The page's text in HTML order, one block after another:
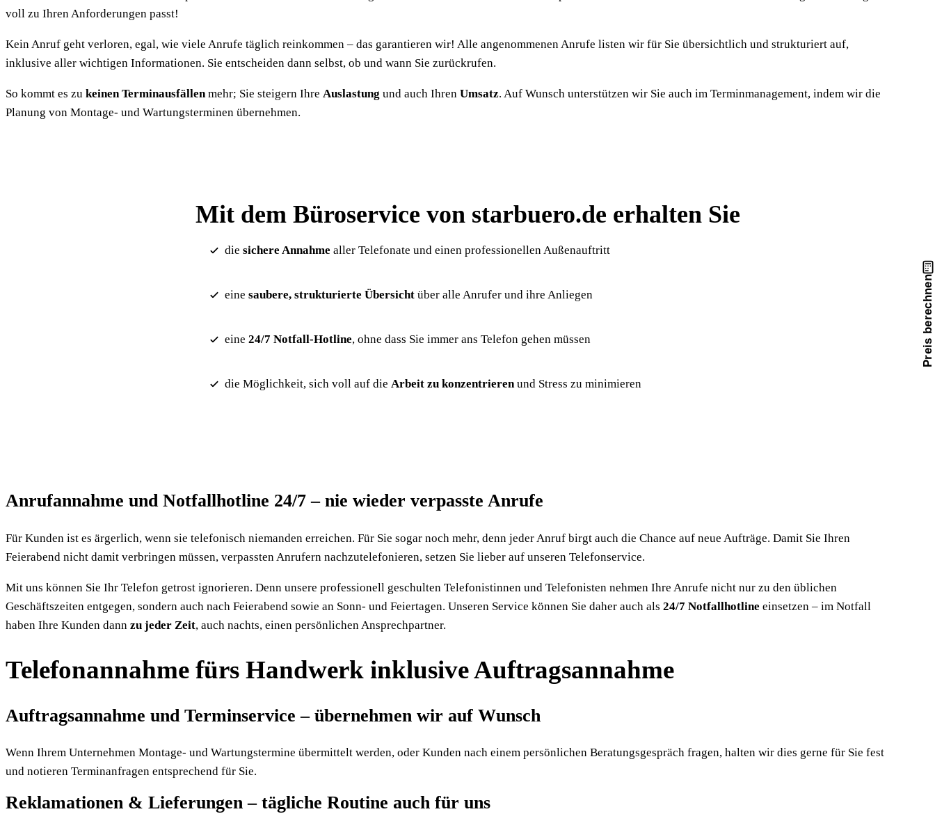
voll zu Ihren Anforderungen passt!
Kein Anruf geht verloren, egal, wie viele Anrufe täglich reinkommen – das garantieren wir! Alle angenommenen Anrufe listen wir für Sie übersichtlich und strukturiert auf,
inklusive aller wichtigen Informationen. Sie entscheiden dann selbst, ob und wann Sie zurückrufen.
So kommt es zu keinen Terminausfällenmehr; Sie steigern Ihre Auslastung und auch Ihren Umsatz. Auf Wunsch unterstützen wir Sie auch im Terminmanagement, indem wir die
Planung von Montage- und Wartungsterminen übernehmen.
Mit dem Büroservice von starbuero.de erhalten Sie
diesichere Annahme aller Telefonate und einen professionellen Außenauftritt
einesaubere, strukturierte Übersicht über alle Anrufer und ihre Anliegen
eine24/7 Notfall-Hotline, ohne dass Sie immer ans Telefon gehen müssen
die Möglichkeit, sich voll auf dieArbeit zu konzentrierenund Stress zu minimieren
Anrufannahme und Notfallhotline 24/7 – nie wieder verpasste Anrufe
Für Kunden ist es ärgerlich, wenn sie telefonisch niemanden erreichen. Für Sie sogar noch mehr, denn jeder Anruf birgt auch die Chance auf neue Aufträge. Damit Sie Ihren
Feierabend nicht damit verbringen müssen, verpassten Anrufern nachzutelefonieren, setzen Sie lieber auf unseren Telefonservice.
Mit uns können Sie Ihr Telefon getrost ignorieren. Denn unsere professionell geschulten Telefonistinnen und Telefonisten nehmen Ihre Anrufe nicht nur zu den üblichen
Geschäftszeiten entgegen, sondern auch nach Feierabend sowie an Sonn- und Feiertagen. Unseren Service können Sie daher auch als 24/7 Notfallhotline einsetzen – im Notfall
haben Ihre Kunden dann zu jeder Zeit, auch nachts, einen persönlichen Ansprechpartner.
Telefonannahme fürs Handwerk inklusive Auftragsannahme
Auftragsannahme und Terminservice – übernehmen wir auf Wunsch
Wenn Ihrem Unternehmen Montage- und Wartungstermine übermittelt werden, oder Kunden nach einem persönlichen Beratungsgespräch fragen, halten wir dies gerne für Sie fest
und notieren Terminanfragen entsprechend für Sie.
Reklamationen & Lieferungen – tägliche Routine auch für uns
Preis berechnen